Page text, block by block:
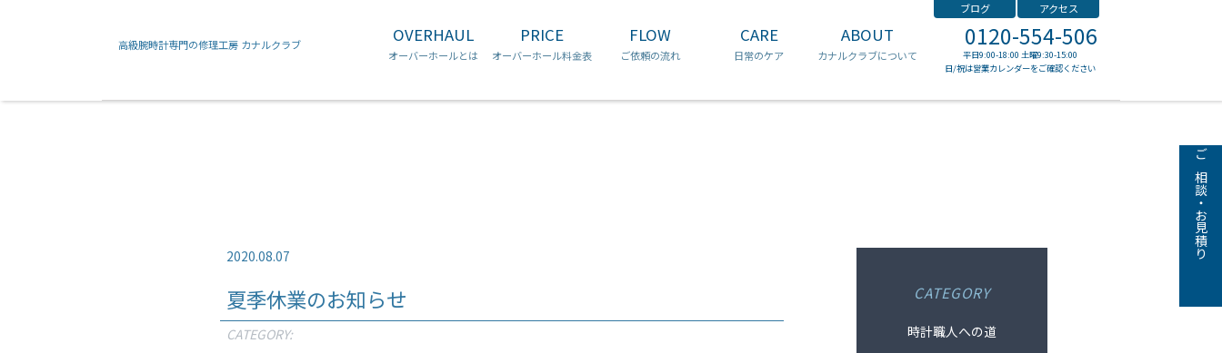
高級腕時計専門の修理工房 カナルクラブ ン
テ
ン
ス
OVERHAUL
オーバーホールとは
PRICE
オーバーホール料金表
フランクミュラー カルティエ チュードル ブルガリ ロンジン
FLOW
ご依頼の流れ
CARE
日常のケア
ABOUT
カナルクラブについて
ブログ アクセス
0120-554-506
平日9:00-18:00 土曜9:30-15:00
日/祝は営業カレンダーをご確認ください
ご相談・お見積り
2020.08.07
夏季休業のお知らせ
CATEGORY:
CATEGORY
時計職人への道